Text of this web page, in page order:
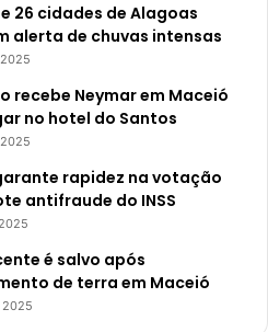
26 cidades de Alagoas
alerta de chuvas intensas
recebe Neymar em Maceió
no hotel do Santos
rapidez na votação
antifraude do INSS
é salvo após
de terra em Maceió